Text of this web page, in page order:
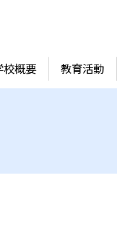
校概要 教育活動